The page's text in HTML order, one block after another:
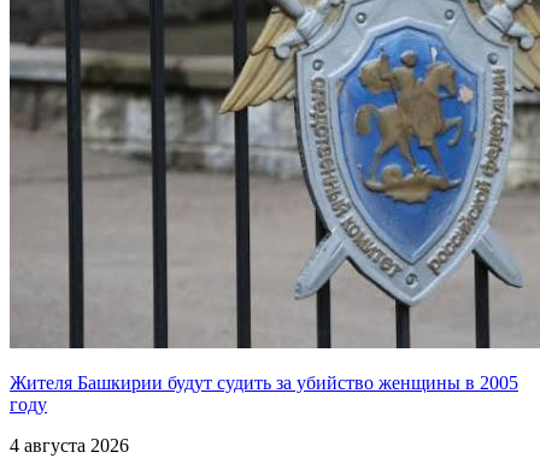
Жителя Башкирии будут судить за убийство женщины в 2005
году
4 августа 2026